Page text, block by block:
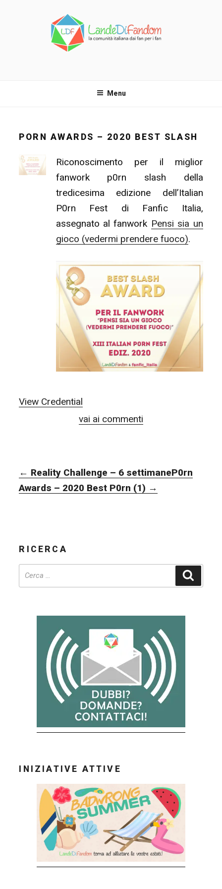
Menu
PORN AWARDS – 2020 BEST SLASH
Riconoscimento per il miglior
fanwork p0rn slash della
tredicesima edizione dell’Italian
P0rn Fest di Fanfic Italia,
assegnato al fanwork Pensi sia un
gioco (vedermi prendere fuoco).
View Credential
vai ai commenti
ARTICOLI
← Reality Challenge – 6 settimaneP0rn
Awards – 2020 Best P0rn (1) →
RICERCA
INIZIATIVE ATTIVE